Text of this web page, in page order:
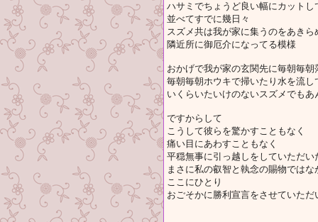
ハサミでちょうど良い幅にカットし
並べてすでに幾日々
スズメ共は我が家に集うのをあきら
隣近所に御厄介になってる模様
おかげで我が家の玄関先に毎朝毎
毎朝毎朝ホウキで掃いたり水を流
いくらいたいけのないスズメでもあ
ですからして
こうして彼らを驚かすこともなく
痛い目にあわすこともなく
平穏無事に引っ越しをしていただい
まさに私の叡智と執念の賜物では
ここにひとり
おごそかに勝利宣言をさせていた